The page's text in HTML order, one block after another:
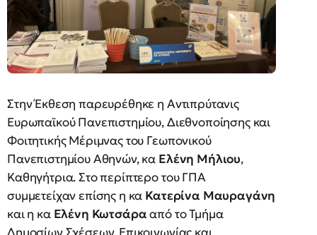
Στην Έκθεση παρευρέθηκε η Αντιπρύτανις
Ευρωπαϊκού Πανεπιστημίου, Διεθνοποίησης και
Φοιτητικής Μέριμνας του Γεωπονικού
Πανεπιστημίου Αθηνών, κα Ελένη Μήλιου,
Καθηγήτρια. Στο περίπτερο του ΓΠΑ
συμμετείχαν επίσης η κα Κατερίνα Μαυραγάνη
και η κα Ελένη Κωτσάρααπό το Τμήμα